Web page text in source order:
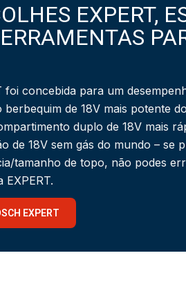
EXPERT,
foi concebida para um
de 18V mais potente
duplo de 18V mais
de 18V sem gás do mundo – se
tamanho de topo, não podes
EXPERT